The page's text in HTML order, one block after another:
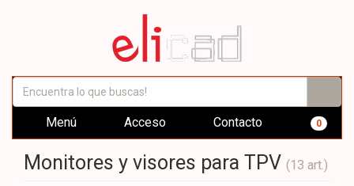
Menú Acceso Contacto 0
Monitores y visores para TPV (13 art.)